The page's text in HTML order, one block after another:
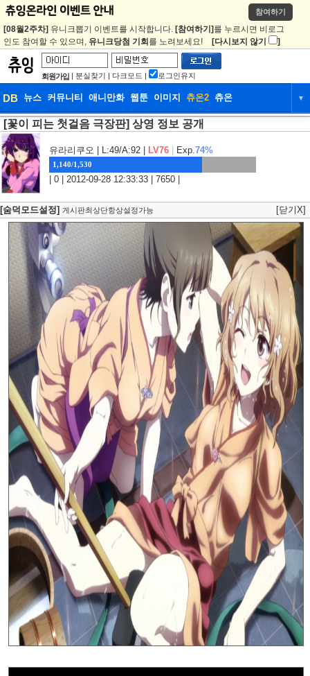
참여하기
[08월2주차] 유니크뽑기 이벤트를 시작합니다. [참여하기] 를 누르시면 비로그
인도 참여할 수 있으며, 유니크당첨 기회 를 노려보세요! [다시보지 않기 ]
회원가입 | 분실찾기 | 다크모드 | 로그인유지
DB 뉴스 커뮤니티 애니만화 웹툰 이미지 츄온2 츄온 ▼
DB 뉴스 커뮤니티
웹툰 이미지 츄온2
[꽃이 피는 첫걸음 극장판] 상영 정보 공개
유라리쿠오 | L:49/A:92 | LV76 Exp.74%
1,140/1,530
| 0 | 2012-09-28 12:33:33 | 7650 |
[숨덕모드설정] 게시판최상단항상설정가능 [닫기X]